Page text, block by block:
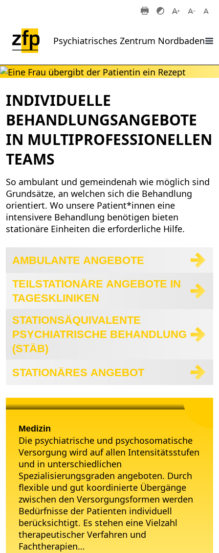
Psychiatrisches Zentrum Nordbaden
INDIVIDUELLE
BEHANDLUNGSANGEBOTE
IN MULTIPROFESSIONELLEN
TEAMS
So ambulant und gemeindenah wie möglich sind
Grundsätze, an welchen sich die Behandlung
orientiert. Wo unsere Patient*innen eine
intensivere Behandlung benötigen bieten
stationäre Einheiten die erforderliche Hilfe.
AMBULANTE ANGEBOTE
TEILSTATIONÄRE ANGEBOTE IN
TAGESKLINIKEN
STATIONSÄQUIVALENTE
PSYCHIATRISCHE BEHANDLUNG
(STÄB)
STATIONÄRES ANGEBOT
Medizin
Die psychiatrische und psychosomatische
Versorgung wird auf allen Intensitätsstufen
und in unterschiedlichen
Spezialisierungsgraden angeboten. Durch
flexible und gut koordinierte Übergänge
zwischen den Versorgungsformen werden
Bedürfnisse der Patienten individuell
berücksichtigt. Es stehen eine Vielzahl
therapeutischer Verfahren und
Fachtherapien…